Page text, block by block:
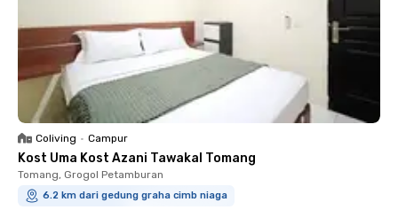
Coliving • Campur
Kost Uma Kost Azani Tawakal Tomang
Tomang, Grogol Petamburan
6.2 km dari gedung graha cimb niaga